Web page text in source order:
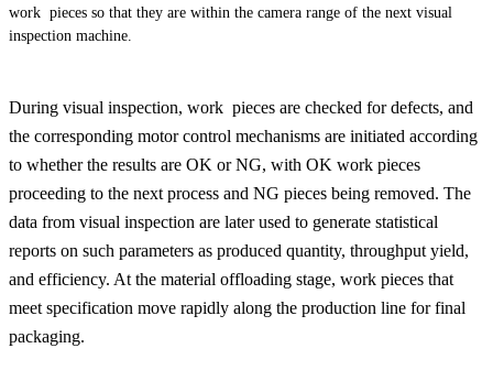
work pieces so that they are within the camera range of the next visual
inspection machine.
During visual inspection, work pieces are checked for defects, and
the corresponding motor control mechanisms are initiated according
to whether the results are OK or NG, with OK work pieces
proceeding to the next process and NG pieces being removed. The
data from visual inspection are later used to generate statistical
reports on such parameters as produced quantity, throughput yield,
and efficiency. At the material offloading stage, work pieces that
meet specification move rapidly along the production line for final
packaging.